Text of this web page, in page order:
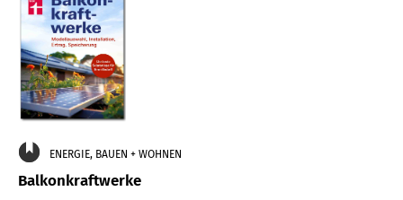
ENERGIE, BAUEN + WOHNEN
Balkonkraftwerke